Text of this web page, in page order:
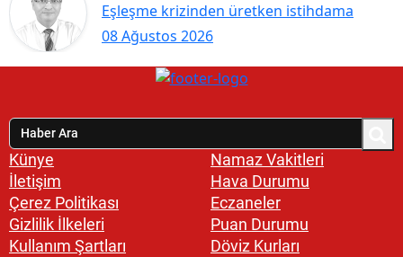
08 Ağustos 2026
Eşleşme krizinden üretken istihdama
Künye
İletişim
Çerez Politikası
Gizlilik İlkeleri
Kullanım Şartları
Namaz Vakitleri
Hava Durumu
Eczaneler
Puan Durumu
Döviz Kurları